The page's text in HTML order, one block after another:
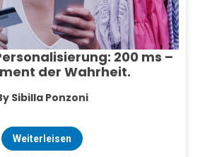
200 ms –
der Wahrheit.
Sibilla Ponzoni
Weiterleisen